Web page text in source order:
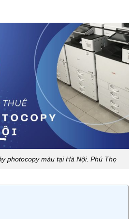
photocopy màu tại Hà Nội. Phú Thọ